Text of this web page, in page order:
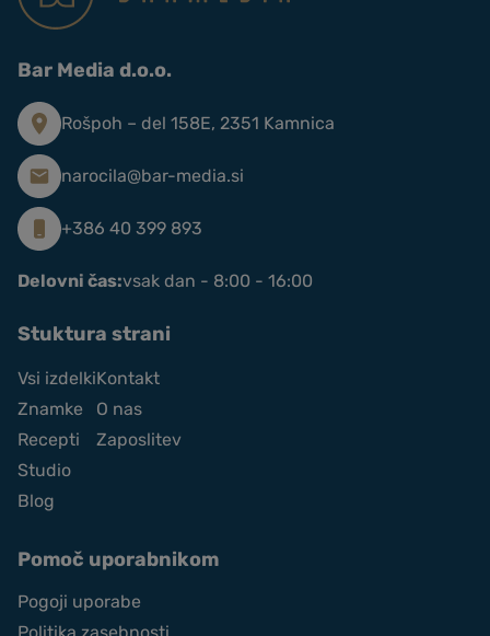
Bar Media d.o.o.
Rošpoh – del 158E, 2351 Kamnica
narocila@bar-media.si
+386 40 399 893
Delovni čas:vsak dan - 8:00 - 16:00
Stuktura strani
Vsi izdelki
Znamke
Recepti
Studio
Blog
Kontakt
O nas
Zaposlitev
Pomoč uporabnikom
Pogoji uporabe